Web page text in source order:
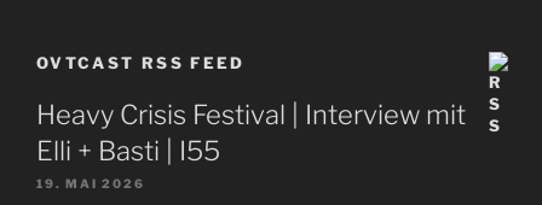
OVTCAST RSS FEED
Heavy Crisis Festival | Interview mit
Elli + Basti | I55
19. MAI 2026